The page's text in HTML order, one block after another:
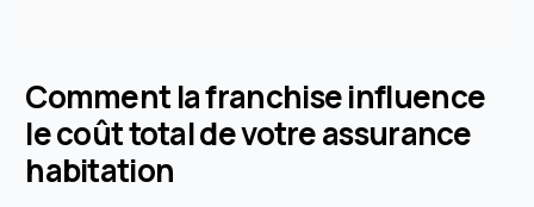
Comment la franchise influence
le coût total de votre assurance
habitation